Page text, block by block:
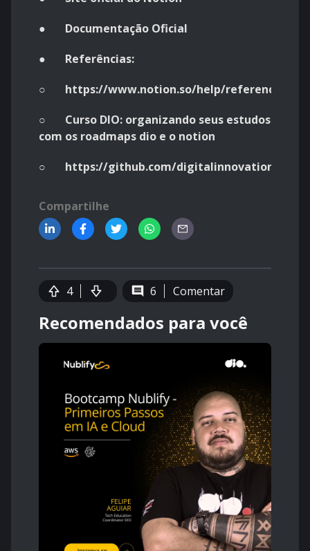
● Documentação Oficial
● Referências:
○ https://www.notion.so/help/reference
○ Curso DIO: organizando seus estudos
com os roadmaps dio e o notion
○ https://github.com/digitalinnovationone/
Compartilhe
4 6 Comentar
Recomendados para você